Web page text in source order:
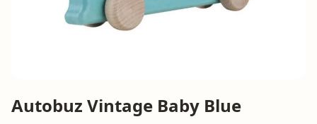
Autobuz Vintage Baby Blue